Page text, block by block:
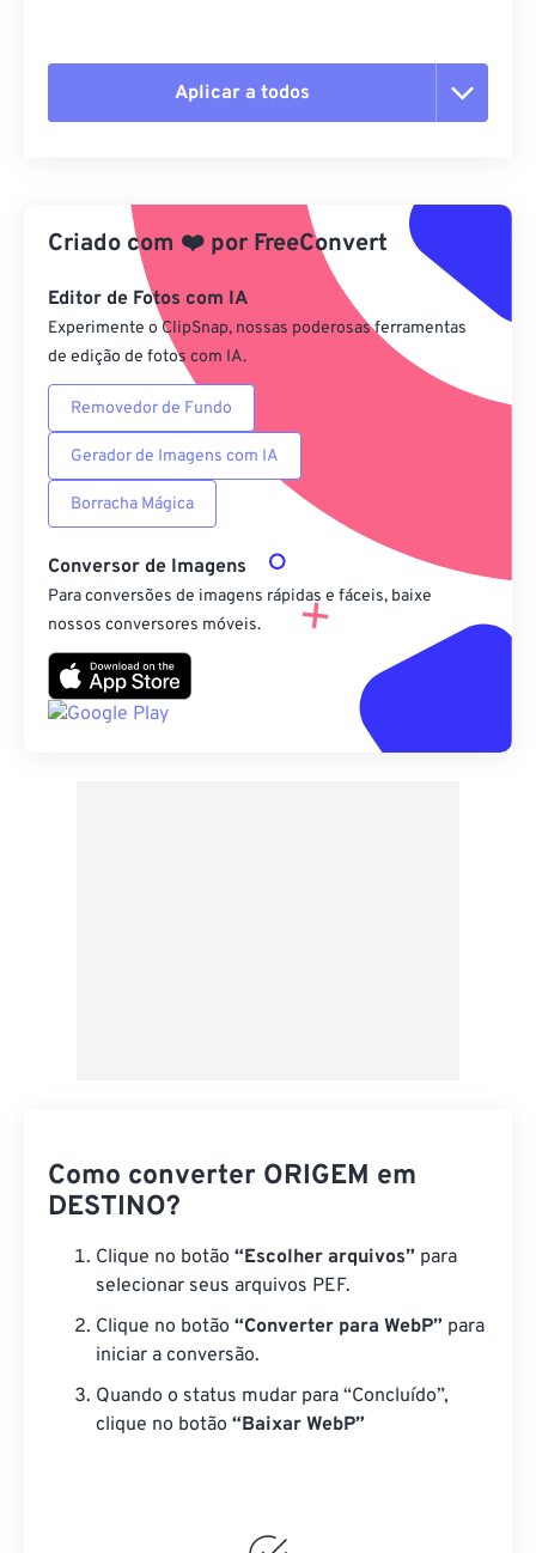
Aplicar a todos
Aplicar a partir da predefinição
Salvar como predefinição
Criado com ❤️ por FreeConvert
Editor de Fotos com IA
Experimente o ClipSnap, nossas poderosas ferramentas
de edição de fotos com IA.
Removedor de Fundo
Gerador de Imagens com IA
Borracha Mágica
Conversor de Imagens
Para conversões de imagens rápidas e fáceis, baixe
nossos conversores móveis.
Como converter ORIGEM em
DESTINO?
Clique no botão “Escolher arquivos” para
selecionar seus arquivos PEF.
Clique no botão “Converter para WebP” para
iniciar a conversão.
Quando o status mudar para “Concluído”,
clique no botão “Baixar WebP”